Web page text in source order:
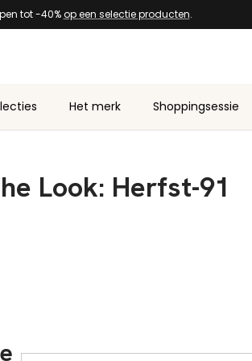
tot -40%op een selectie producten.
Het merk Shoppingsessie
Look: Herfst-91